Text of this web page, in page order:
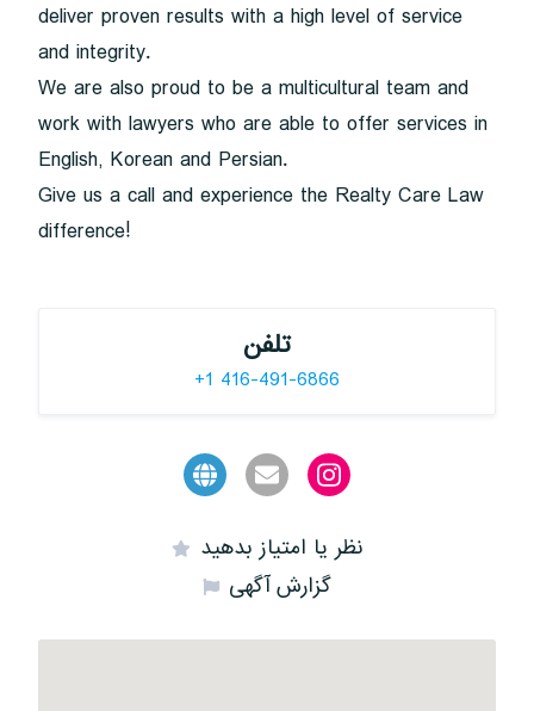
deliver proven results with a high level of service
and integrity.
We are also proud to be a multicultural team and
work with lawyers who are able to offer services in
English, Korean and Persian.
Give us a call and experience the Realty Care Law
difference!
تلفن
+1 416-491-6866
نظر یا امتیاز بدهید
گزارش آگهی